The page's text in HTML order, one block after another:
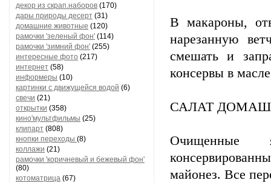
декор из скрап.наборов (170)
дары природы десерт (31)
домашние животные (120)
рамочки 'зеленый фон' (114)
рамочки 'зимний фон' (255)
интересные фото (217)
интернет (58)
информеры (10)
картинки с движущейся водой (6)
свечи (21)
открытки (358)
кино'мультфильмы (25)
клипарт (808)
кнопки переходы (8)
коллажи (21)
рамочки 'коричневый и бежевый фон'
(80)
котоматрица (67)
В макароны,
нарезанную
смешать и
консервы в
САЛАТ
Очищенные
майонез. Все